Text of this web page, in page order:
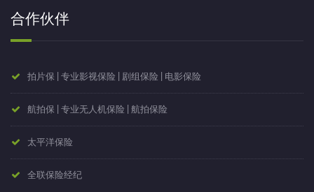
合作伙伴
拍片保 | 专业影视保险 | 剧组保险 | 电影保险
航拍保 | 专业无人机保险 | 航拍保险
太平洋保险
全联保险经纪